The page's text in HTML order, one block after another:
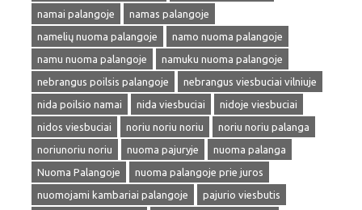
namai palangoje
namas palangoje
namelių nuoma palangoje
namo nuoma palangoje
namu nuoma palangoje
namuku nuoma palangoje
nebrangus poilsis palangoje
nebrangus viesbuciai vilniuje
nida poilsio namai
nida viesbuciai
nidoje viesbuciai
nidos viesbuciai
noriu noriu noriu
noriu noriu palanga
noriunoriu noriu
nuoma pajuryje
nuoma palanga
Nuoma Palangoje
nuoma palangoje prie juros
nuomojami kambariai palangoje
pajurio viesbutis